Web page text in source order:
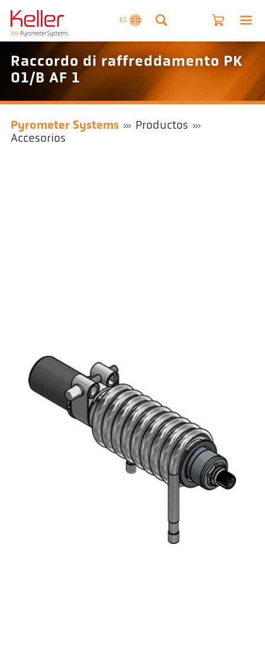
ES
Raccordo di raffreddamento PK
01/B AF 1
Pyrometer Systems
Productos
Accesorios